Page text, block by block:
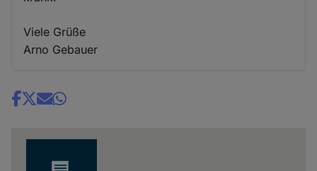
Viele Grüße
Arno Gebauer
Share